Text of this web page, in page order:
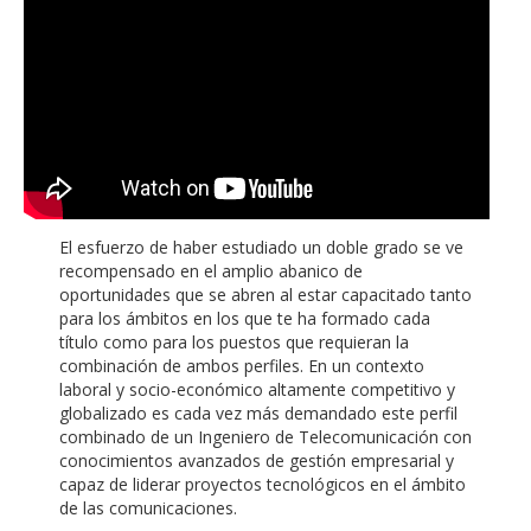
El esfuerzo de haber estudiado un doble grado se ve
recompensado en el amplio abanico de
oportunidades que se abren al estar capacitado tanto
para los ámbitos en los que te ha formado cada
título como para los puestos que requieran la
combinación de ambos perfiles. En un contexto
laboral y socio-económico altamente competitivo y
globalizado es cada vez más demandado este perfil
combinado de un Ingeniero de Telecomunicación con
conocimientos avanzados de gestión empresarial y
capaz de liderar proyectos tecnológicos en el ámbito
de las comunicaciones.